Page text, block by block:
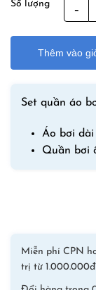
Số lượng
Đồ
Bơi
Nam
2
Quần
Dài
Tay
Chống
còn
Thêm vào
Set quần áo
Áo bơi
Quần bơi
Miễn phí CPN
trị từ 1.000.000đ